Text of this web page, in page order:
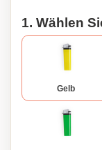
1. Wählen
Gelb